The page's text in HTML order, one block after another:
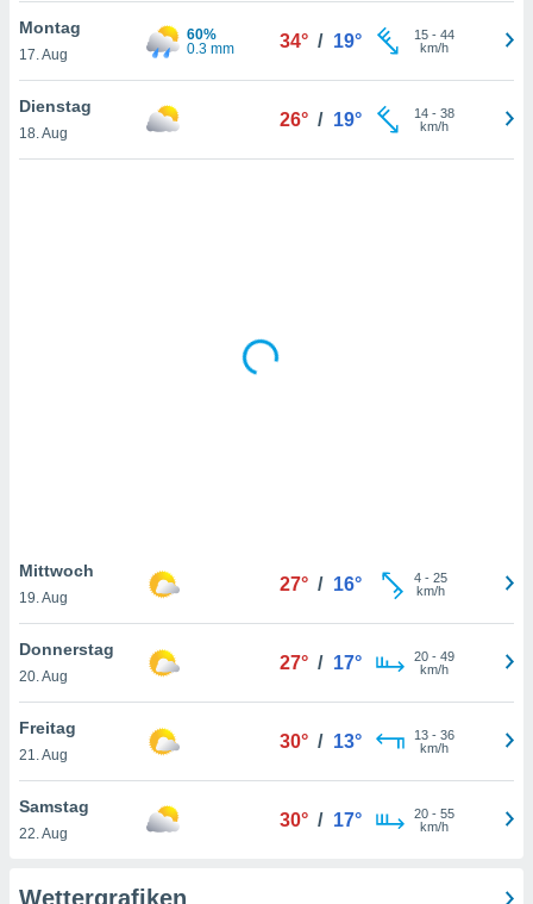
der
weiterhin
nicht
von
und
auf
klicken.
Montag
17. Aug
60%
0.3 mm
34° / 19° 15- 44
km/h
Dienstag
18. Aug
26° / 19° 14- 38
km/h
Mittwoch
19. Aug
27° / 16° 4- 25
km/h
Donnerstag
20. Aug
27° / 17° 20- 49
km/h
Freitag
21. Aug
30° / 13° 13- 36
km/h
Samstag
22. Aug
30° / 17° 20- 55
km/h
Wettergrafiken